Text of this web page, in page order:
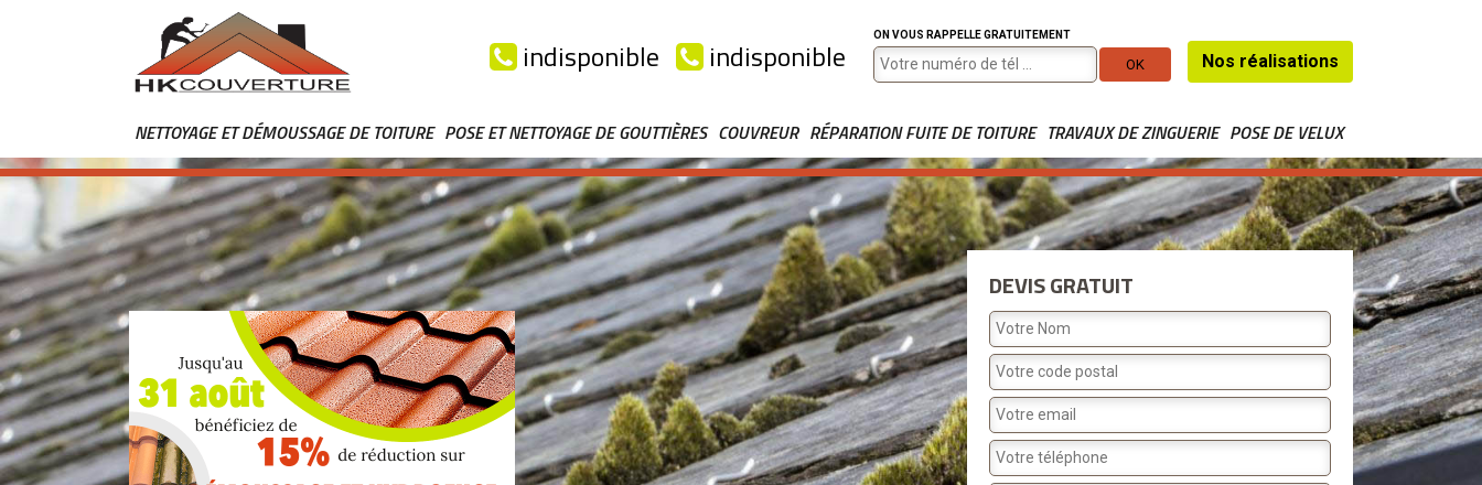
indisponible indisponible
ON VOUS RAPPELLE GRATUITEMENT
Nos réalisations
NETTOYAGE ET DÉMOUSSAGE DE TOITURE POSE ET NETTOYAGE DE GOUTTIÈRES COUVREUR RÉPARATION FUITE DE TOITURE TRAVAUX DE ZINGUERIE POSE DE VELUX
DEVIS GRATUIT